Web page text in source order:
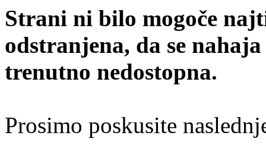
Strani ni bilo mogoče
odstranjena, da se
trenutno nedostopna.
Prosimo poskusite